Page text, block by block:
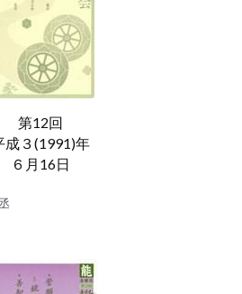
第12回
成３(1991)年
６月16日